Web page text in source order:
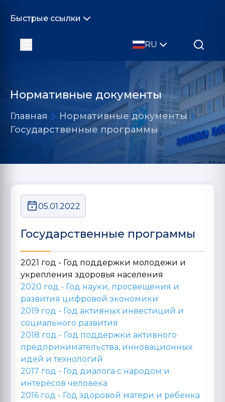
Быстрые ссылки
RU
Нормативные документы
Главная
Нормативные документы
Государственные программы
05.01.2022
Государственные программы
2021 год - Год поддержки молодежи и
укрепления здоровья населения
2020 год - Год науки, просвещения и
развития цифровой экономики
2019 год - Год активных инвестиций и
социального развития
2018 год - Год поддержки активного
предпринимательства, инновационных
идей и технологий
2017 год - Год диалога с народом и
интересов человека
2016 год - Год здоровой матери и ребенка